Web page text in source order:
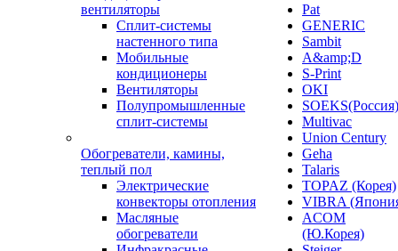
вентиляторы
Сплит-системы
настенного типа
Мобильные
кондиционеры
Вентиляторы
Полупромышленные
сплит-системы
Обогреватели, камины,
теплый пол
Электрические
конвекторы отопления
Масляные
обогреватели
Pat
GENERIC
Sambit
A&amp;D
S-Print
OKI
SOEKS(Россия)
Multivac
Union Century
Geha
Talaris
TOPAZ (Корея)
VIBRA
ACOM
(Ю.Корея)